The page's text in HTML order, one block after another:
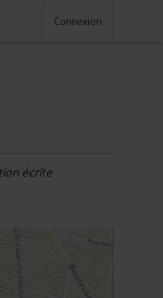
Connexion
écrite